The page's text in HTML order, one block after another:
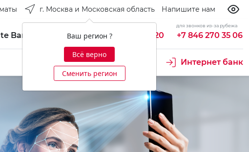
г. Москва и Московская область Напишите нам
Banking 8 800 700 92 20
для звонков из-за рубежа
+7 846 270 35 06
Интернет банк
Ваш регион ?
Всё верно
Сменить регион